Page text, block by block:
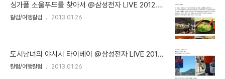
싱가폴 소울푸드를 찾아서 @삼성전자 LIVE 2012.0
8.24
칼럼/여행칼럼 2013.01.26
도시남녀의 야시시 타이베이 @삼성전자 LIVE 2012.
08.17
칼럼/여행칼럼 2013.01.26